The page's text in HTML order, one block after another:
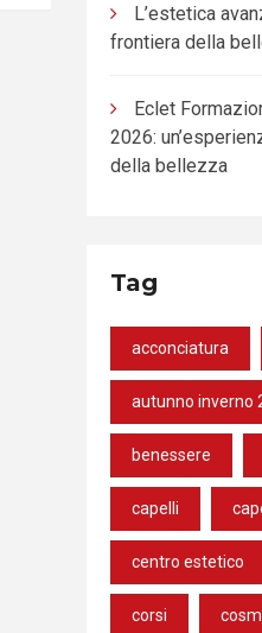
L’estetica
frontiera della
Eclet
2026:
della bellezza
Tag
acconciatura
autunno inverno
benessere
capelli
centro estetico
corsi